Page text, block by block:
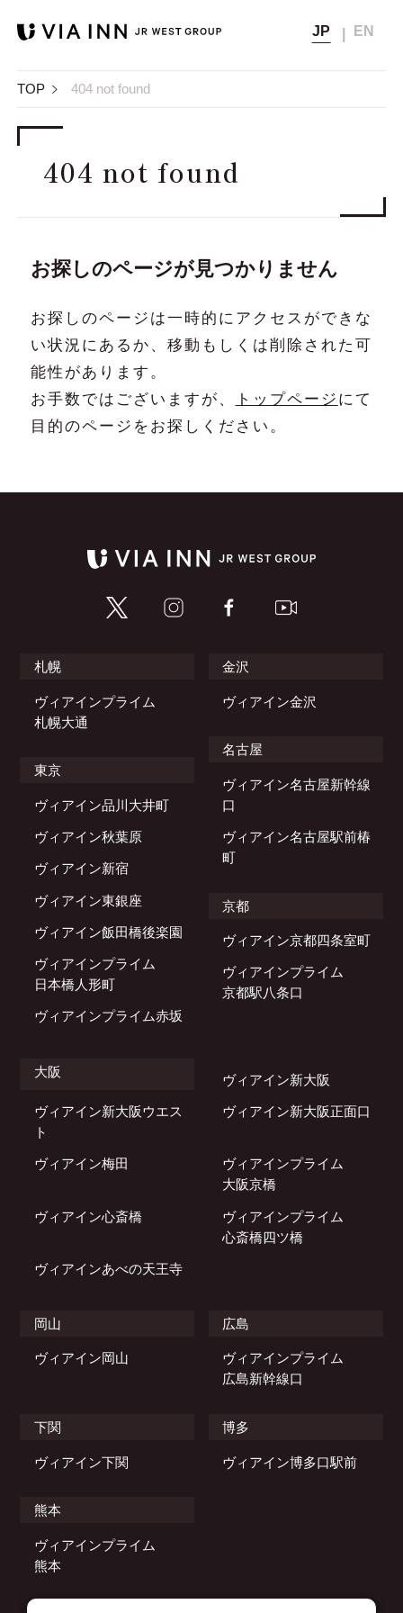
JP EN
TOP 404 not found
404 not found
お探しのページが見つかりません
お探しのページは一時的にアクセスができな
い状況にあるか、移動もしくは削除された可
能性があります。
お手数ではございますが、
トップページ にて
目的のページをお探しください。
札幌
ヴィアインプライム
札幌大通
東京
ヴィアイン品川大井町
ヴィアイン秋葉原
ヴィアイン新宿
ヴィアイン東銀座
ヴィアイン飯田橋後楽園
ヴィアインプライム
日本橋人形町
ヴィアインプライム赤坂
金沢
ヴィアイン金沢
名古屋
ヴィアイン名古屋新幹線
口
ヴィアイン名古屋駅前椿
町
京都
ヴィアイン京都四条室町
ヴィアインプライム
京都駅八条口
大阪
ヴィアイン新大阪
ヴィアイン新大阪ウエス
ト
ヴィアイン新大阪正面口
ヴィアイン梅田
ヴィアインプライム
大阪京橋
ヴィアイン心斎橋
ヴィアインプライム
心斎橋四ツ橋
ヴィアインあべの天王寺
岡山
ヴィアイン岡山
広島
ヴィアインプライム
広島新幹線口
下関
ヴィアイン下関
博多
ヴィアイン博多口駅前
熊本
ヴィアインプライム
熊本
Topトップ
Concept
Hotel list
Member's Page
Special offersおすすめプラン＆キャンペーン
Newsお知らせ
Room
Breakfast朝食
Family家族でゆっくり
Group団体・グループ旅行のご予約
会社概要
採用情報
ブランドムービー
コンテンツギャラリー
パンフレットダウンロード
オリジナルインバス
SDGsへの取り組み
オンラインストア
総合パンフレット
宿泊予約
会員の方 非会員の方
宿泊料金
ベストレート保証から
5
ポイント
次回宿泊料金の割引や
無料チケットなどに交換可能
チェック
アウト
12時まで無料延長
10時まで
（延長は別料金）
さらに見る▼
宿泊
航空券+宿泊
Hotel
会員マイページ
予約の確認・キャンセ
会員メニュー
会員マイページ
メンバーズクラブのご案内
会員登録確認メール再送
パスワードの再設定
メールアドレスの再設定